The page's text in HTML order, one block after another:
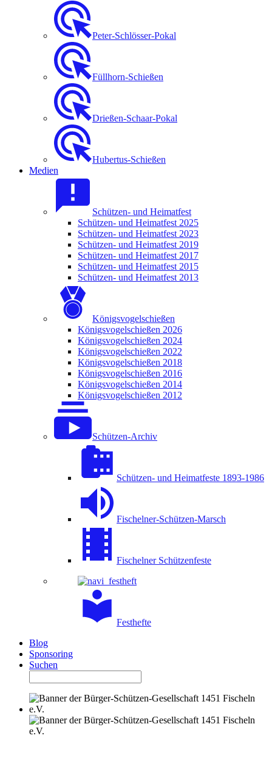
Peter-Schlösser-Pokal
Füllhorn-Schießen
Drießen-Schaar-Pokal
Hubertus-Schießen
Medien
Schützen- und Heimatfest
Schützen- und Heimatfest 2025
Schützen- und Heimatfest 2023
Schützen- und Heimatfest 2019
Schützen- und Heimatfest 2017
Schützen- und Heimatfest 2015
Schützen- und Heimatfest 2013
Königsvogelschießen
Königsvogelschießen 2026
Königsvogelschießen 2024
Königsvogelschießen 2022
Königsvogelschießen 2018
Königsvogelschießen 2016
Königsvogelschießen 2014
Königsvogelschießen 2012
Schützen-Archiv
Schützen- und Heimatfeste 1893-1986
Fischelner-Schützen-Marsch
Fischelner Schützenfeste
Festhefte
Blog
Sponsoring
Suchen